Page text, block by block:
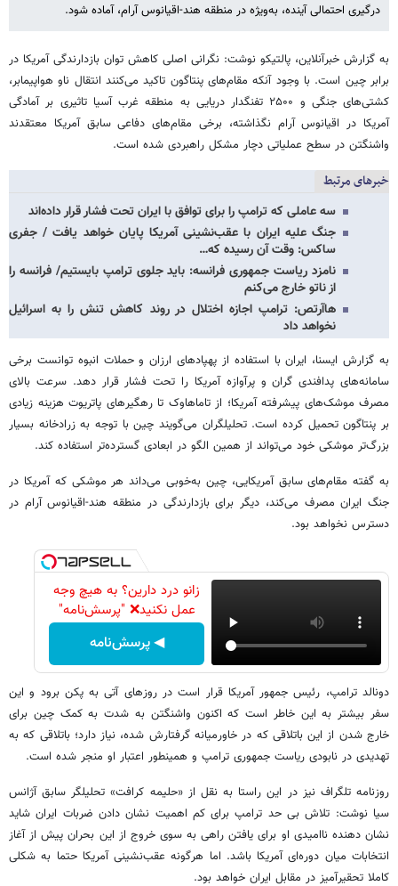
درگیری احتمالی آینده، به‌ویژه در منطقه هند-اقیانوس آرام، آماده شود.
به گزارش خبرآنلاین، پالتیکو نوشت: نگرانی اصلی کاهش توان بازدارندگی آمریکا در
برابر چین است. با وجود آنکه مقام‌های پنتاگون تاکید می‌کنند انتقال ناو هواپیمابر،
کشتی‌های جنگی و ۲۵۰۰ تفنگدار دریایی به منطقه غرب آسیا تاثیری بر آمادگی
آمریکا در اقیانوس آرام نگذاشته، برخی مقام‌های دفاعی سابق آمریکا معتقدند
واشنگتن در سطح عملیاتی دچار مشکل راهبردی شده است.
خبرهای مرتبط
سه عاملی که ترامپ را برای توافق با ایران تحت فشار قرار داده‌اند
جنگ علیه ایران با عقب‌نشینی آمریکا پایان خواهد یافت / جفری
ساکس: وقت آن رسیده که…
نامزد ریاست جمهوری فرانسه: باید جلوی ترامپ بایستیم/ فرانسه را
از ناتو خارج می‌کنم
هاآرتص: ترامپ اجازه اختلال در روند کاهش تنش را به اسرائیل
نخواهد داد
به گزارش ایسنا، ایران با استفاده از پهپادهای ارزان و حملات انبوه توانست برخی
سامانه‌های پدافندی گران و پرآوازه آمریکا را تحت فشار قرار دهد. سرعت بالای
مصرف موشک‌های پیشرفته آمریکا؛ از تاماهاوک تا رهگیرهای پاتریوت هزینه زیادی
بر پنتاگون تحمیل کرده است. تحلیلگران می‌گویند چین با توجه به زرادخانه بسیار
بزرگ‌تر موشکی خود می‌تواند از همین الگو در ابعادی گسترده‌تر استفاده کند.
به گفته مقام‌های سابق آمریکایی، چین به‌خوبی می‌داند هر موشکی که آمریکا در
جنگ ایران مصرف می‌کند، دیگر برای بازدارندگی در منطقه هند-اقیانوس آرام در
دسترس نخواهد بود.
زانو درد دارین؟ به هیچ وجه
عمل نکنید❌ "پرسش‌نامه"
◀ پرسش‌نامه
دونالد ترامپ، رئیس جمهور آمریکا قرار است در روزهای آتی به پکن برود و این
سفر بیشتر به این خاطر است که اکنون واشنگتن به شدت به کمک چین برای
خارج شدن از این باتلاقی که در خاورمیانه گرفتارش شده، نیاز دارد؛ باتلاقی که به
تهدیدی در نابودی ریاست جمهوری ترامپ و همینطور اعتبار او منجر شده است.
روزنامه تلگراف نیز در این راستا به نقل از «حلیمه کرافت» تحلیلگر سابق آژانس
سیا نوشت: تلاش بی حد ترامپ برای کم اهمیت نشان دادن ضربات ایران شاید
نشان دهنده ناامیدی او برای یافتن راهی به سوی خروج از این بحران پیش از آغاز
انتخابات میان دوره‌ای آمریکا باشد. اما هرگونه عقب‌نشینی آمریکا حتما به شکلی
کاملا تحقیرآمیز در مقابل ایران خواهد بود.